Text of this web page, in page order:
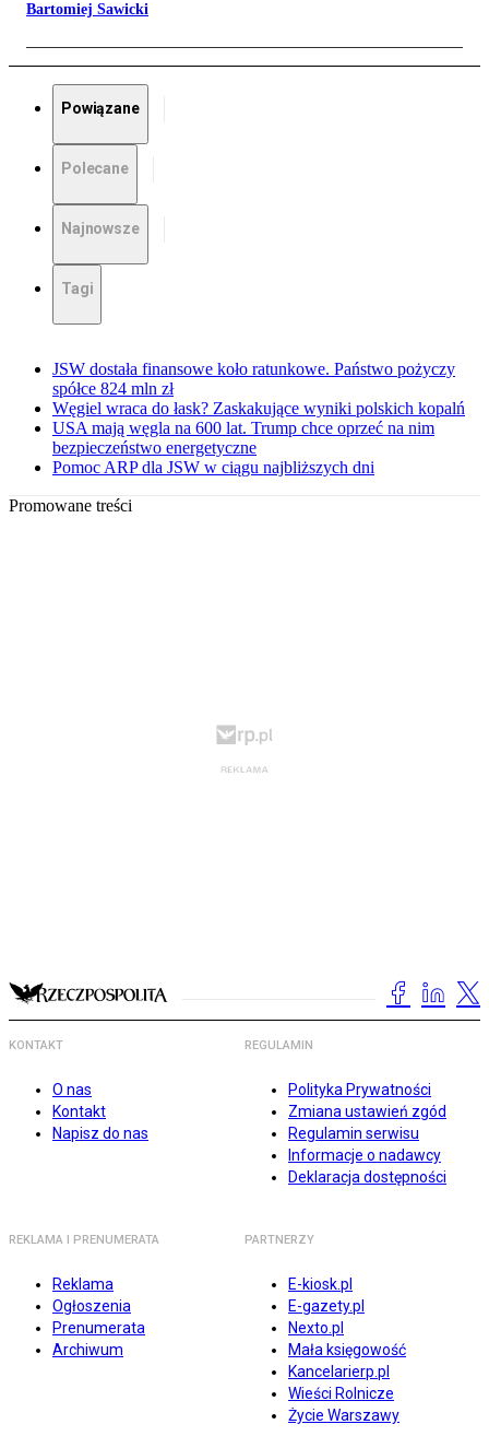
Bartomiej Sawicki
Powiązane
Polecane
Najnowsze
Tagi
JSW dostała finansowe koło ratunkowe. Państwo pożyczy
spółce 824 mln zł
Węgiel wraca do łask? Zaskakujące wyniki polskich kopalń
USA mają węgla na 600 lat. Trump chce oprzeć na nim
bezpieczeństwo energetyczne
Pomoc ARP dla JSW w ciągu najbliższych dni
Promowane treści
KONTAKT
O nas
Kontakt
Napisz do nas
REGULAMIN
Polityka Prywatności
Zmiana ustawień zgód
Regulamin serwisu
Informacje o nadawcy
Deklaracja dostępności
REKLAMA I PRENUMERATA
Reklama
Ogłoszenia
Prenumerata
Archiwum
PARTNERZY
E-kiosk.pl
E-gazety.pl
Nexto.pl
Mała księgowość
Kancelarierp.pl
Wieści Rolnicze
Życie Warszawy